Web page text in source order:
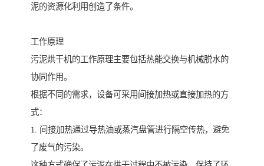
泥的资源化利用创造了条件。
工作原理
污泥烘干机的工作原理主要包括热能交换与机械脱水的
协同作用。
根据不同的需求，设备可采用间接加热或直接加热的方
式：
1. 间接加热通过导热油或蒸汽盘管进行隔空传热，避免
了废气的污染。